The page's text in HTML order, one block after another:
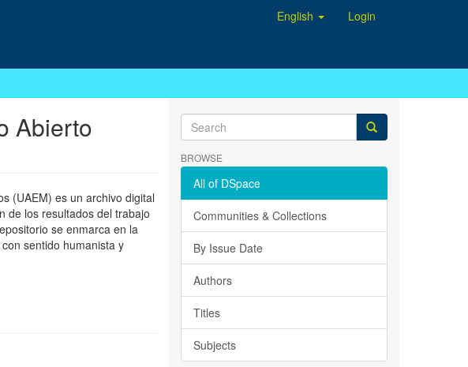
English Login
Abierto
(UAEM) es un archivo digital
de los resultados del trabajo
se enmarca en la
sentido humanista y
BROWSE
All of DSpace
Communities & Collections
By Issue Date
Authors
Titles
Subjects